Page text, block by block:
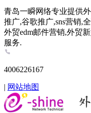
青岛一瞬网络专业提供
推广,谷歌推广,sns营销,
外贸edm邮件营销,外贸
服务.
4006226167
| 网站地图